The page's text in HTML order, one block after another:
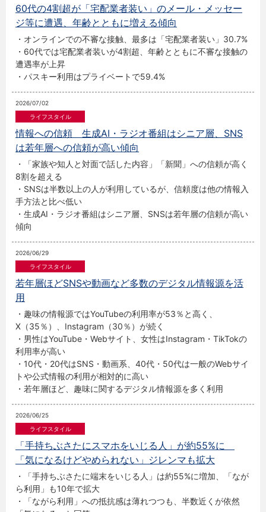
60代の4割超が「宅配業者装い」のメール・メッセー
ジ等に遭遇、年齢とともに増える傾向
・オンラインでの不審な接触、最多は「宅配業者装い」30.7%
・60代では宅配業者装いが4割超、年齢とともに不審な接触の
遭遇率が上昇
・パスキー利用はプライベートで59.4%
2026/07/02
情報への信頼 生成AI・ラジオ番組はシニア層、SNS
は若年層への信頼が高い傾向
・「家族や知人と対面で話した内容」「新聞」への信頼が高く
8割を超える
・SNSは半数以上の人が利用しているが、信頼度は他の情報入
手方法と比べ低い
・生成AI・ラジオ番組はシニア層、SNSは若年層の信頼が高い
傾向
2026/06/29
若年層ほどSNSや動画など多数のデジタル情報源を活
用
・趣味の情報源ではYouTubeの利用率が53％と高く、
X（35％）、Instagram（30％）が続く
・男性はYouTube・Webサイト、女性はInstagram・TikTokの
利用率が高い
・10代・20代はSNS・動画系、40代・50代は一般のWebサイ
トや公式情報の利用が相対的に高い
・若年層ほど、趣味に関するデジタル情報源を多く利用
2026/06/25
「手持ちぶさたにスマホをいじる人」が約55%に
「気になるけどやめられない」ジレンマも拡大
・「手持ちぶさたに端末をいじる人」は約55%に増加、「なが
ら利用」も10年で拡大
・「ながら利用」への抵抗感は薄れつつも、半数近くが依然